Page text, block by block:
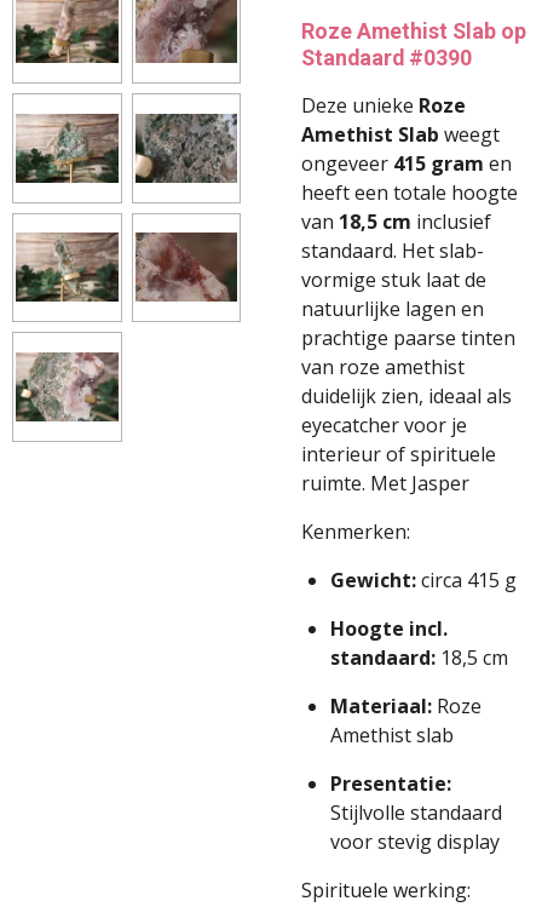
Roze Amethist Slab op
Standaard #0390
Deze unieke Roze
Amethist Slab weegt
ongeveer 415 gram en
heeft een totale hoogte
van 18,5 cm inclusief
standaard. Het slab-
vormige stuk laat de
natuurlijke lagen en
prachtige paarse tinten
van roze amethist
duidelijk zien, ideaal als
eyecatcher voor je
interieur of spirituele
ruimte. Met Jasper
Kenmerken:
Gewicht:circa 415 g
Hoogte incl.
standaard: 18,5 cm
Materiaal: Roze
Amethist slab
Presentatie:
Stijlvolle standaard
voor stevig display
Spirituele werking: